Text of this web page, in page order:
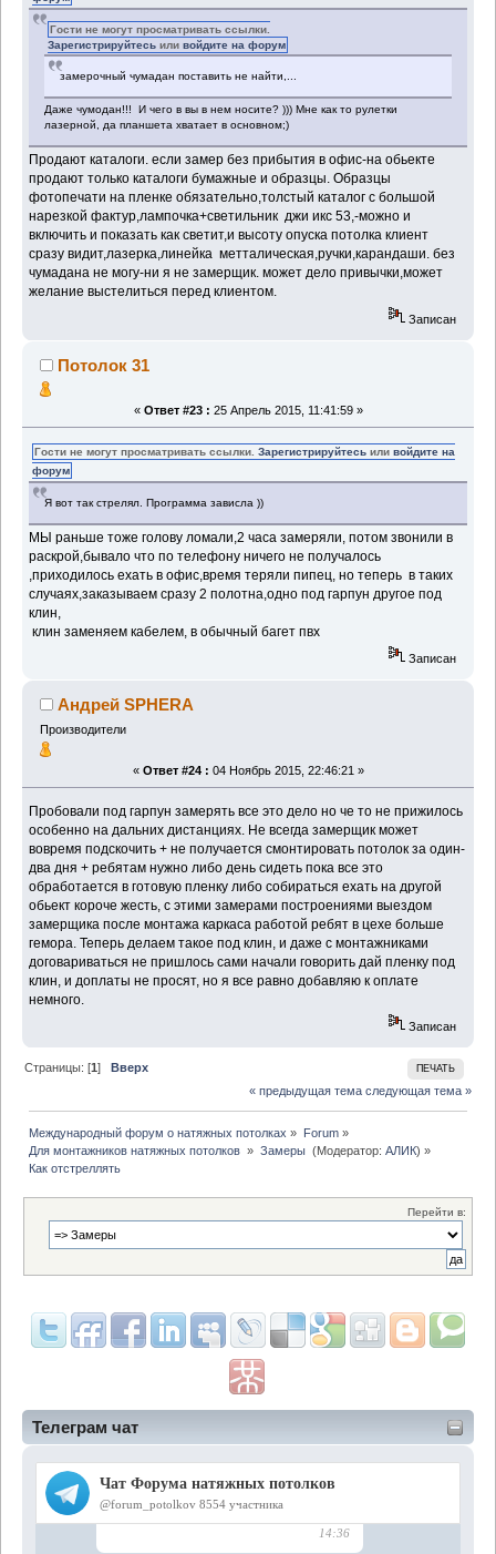
Телеграм чат
Гости не могут просматривать ссылки.
Зарегистрируйтесь иливойдите на форум
замерочный чумадан поставить не найти,...
Даже чумодан!!! И чего в вы в нем носите? ))) Мне как то рулетки
лазерной, да планшета хватает в основном;)
Продают каталоги. если замер без прибытия в офис-на обьекте
продают только каталоги бумажные и образцы. Образцы
фотопечати на пленке обязательно,толстый каталог с большой
нарезкой фактур,лампочка+светильник джи икс 53,-можно и
включить и показать как светит,и высоту опуска потолка клиент
сразу видит,лазерка,линейка метталическая,ручки,карандаши. без
чумадана не могу-ни я не замерщик. может дело привычки,может
желание выстелиться перед клиентом.
Записан
Потолок 31
« Ответ #23 : 25 Апрель 2015, 11:41:59 »
Гости не могут просматривать ссылки.Зарегистрируйтесь иливойдите на
форум
Я вот так стрелял. Программа зависла ))
МЫ раньше тоже голову ломали,2 часа замеряли, потом звонили в
раскрой,бывало что по телефону ничего не получалось
,приходилось ехать в офис,время теряли пипец, но теперь в таких
случаях,заказываем сразу 2 полотна,одно под гарпун другое под
клин,
клин заменяем кабелем, в обычный багет пвх
Записан
Андрей SPHERA
Производители
« Ответ #24 : 04 Ноябрь 2015, 22:46:21 »
Пробовали под гарпун замерять все это дело но че то не прижилось
особенно на дальних дистанциях. Не всегда замерщик может
вовремя подскочить + не получается смонтировать потолок за один-
два дня + ребятам нужно либо день сидеть пока все это
обработается в готовую пленку либо собираться ехать на другой
обьект короче жесть, с этими замерами построениями выездом
замерщика после монтажа каркаса работой ребят в цехе больше
гемора. Теперь делаем такое под клин, и даже с монтажниками
договариваться не пришлось сами начали говорить дай пленку под
клин, и доплаты не просят, но я все равно добавляю к оплате
немного.
Записан
ПЕЧАТЬ
Страницы: [1]Вверх
« предыдущая тема следующая тема »
Международный форум о натяжных потолках » Forum»
Для монтажников натяжных потолков » Замеры (Модератор: АЛИК) »
Как отстреллять
Перейти в: